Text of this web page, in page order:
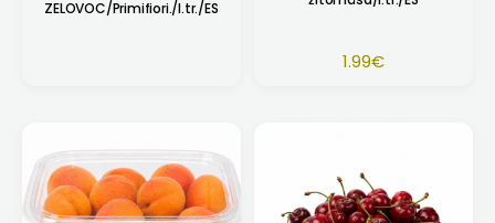
ZELOVOC/Primifiori./I.tr./ES
1.99€